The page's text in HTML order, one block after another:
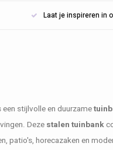
Laat je inspireren in
een stijlvolle en duurzame
Deze stalen tuinbank
patio's, horecazaken en